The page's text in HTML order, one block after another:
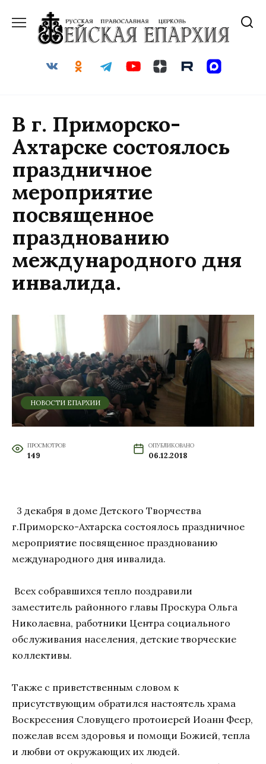
содержанию
В г. Приморско-
Ахтарске состоялось
праздничное
мероприятие
посвященное
празднованию
международного дня
инвалида.
НОВОСТИ ЕПАРХИИ
ПРОСМОТРОВ
149
ОПУБЛИКОВАНО
06.12.2018
3 декабря в доме Детского Творчества
г.Приморско-Ахтарска состоялось праздничное
мероприятие посвященное празднованию
международного дня инвалида.
Всех собравшихся тепло поздравили
заместитель районного главы Проскура Ольга
Николаевна, работники Центра социального
обслуживания населения, детские творческие
коллективы.
Также с приветственным словом к
присутствующим обратился настоятель храма
Воскресения Словущего протоиерей Иоанн Феер,
пожелав всем здоровья и помощи Божией, тепла
и любви от окружающих их людей.